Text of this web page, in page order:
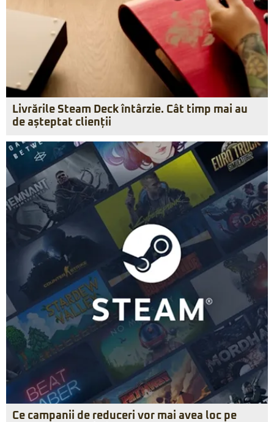
Livrările Steam Deck întârzie. Cât timp mai au
de așteptat clienții
Ce campanii de reduceri vor mai avea loc pe